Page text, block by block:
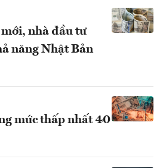
nhà đầu tư
năng Nhật Bản
mức thấp nhất 40